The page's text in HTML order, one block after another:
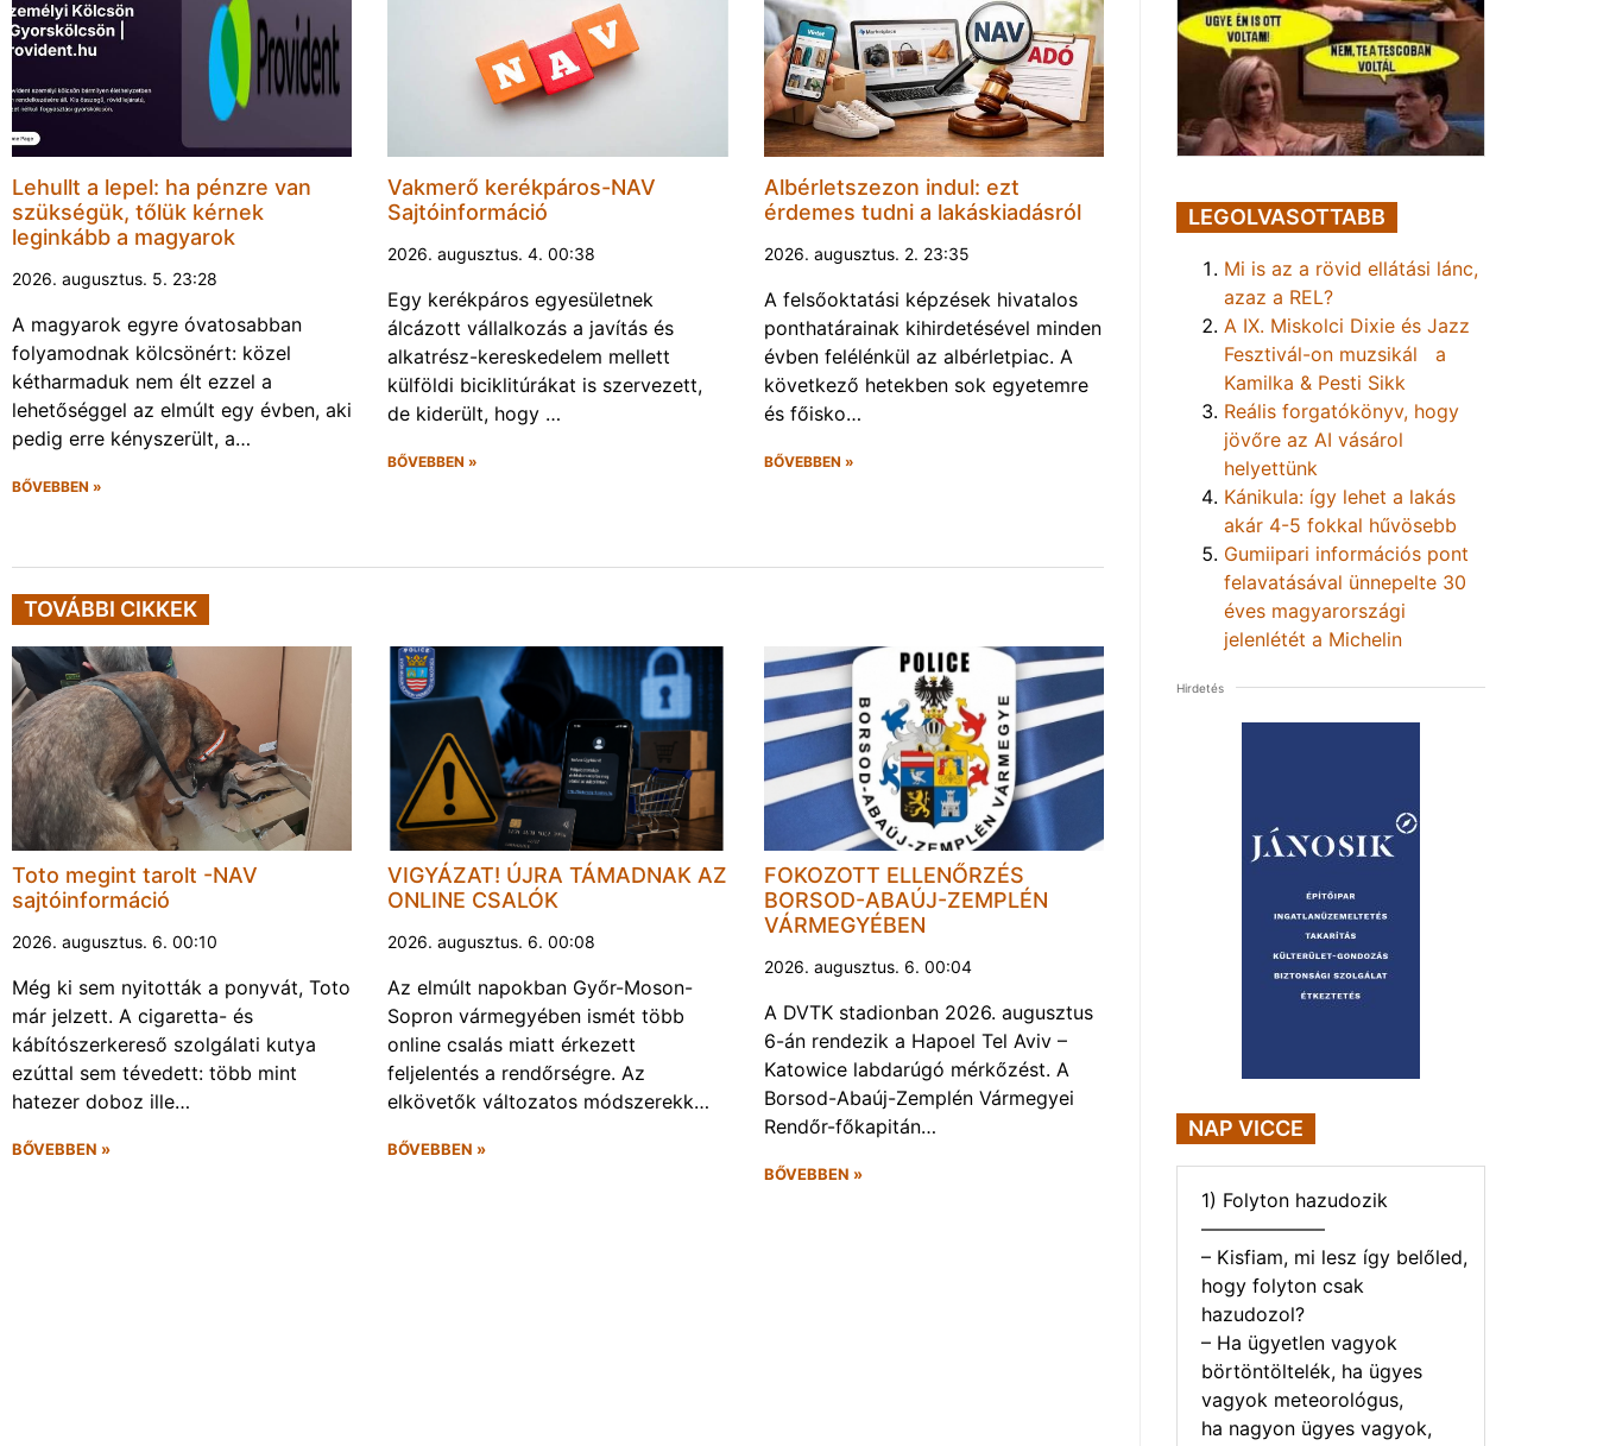
Lehullt a lepel: ha pénzre van
szükségük, tőlük kérnek
leginkább a magyarok
2026. augusztus. 5. 23:28
A magyarok egyre óvatosabban
folyamodnak kölcsönért: közel
kétharmaduk nem élt ezzel a
lehetőséggel az elmúlt egy évben, aki
pedig erre kényszerült, a…
BŐVEBBEN »
Vakmerő kerékpáros-NAV
Sajtóinformáció
2026. augusztus. 4. 00:38
Egy kerékpáros egyesületnek
álcázott vállalkozás a javítás és
alkatrész-kereskedelem mellett
külföldi biciklitúrákat is szervezett,
de kiderült, hogy …
BŐVEBBEN »
Albérletszezon indul: ezt
érdemes tudni a lakáskiadásról
2026. augusztus. 2. 23:35
A felsőoktatási képzések hivatalos
ponthatárainak kihirdetésével minden
évben felélénkül az albérletpiac. A
következő hetekben sok egyetemre
és főisko…
BŐVEBBEN »
TOVÁBBI CIKKEK
Toto megint tarolt -NAV
sajtóinformáció
2026. augusztus. 6. 00:10
Még ki sem nyitották a ponyvát, Toto
már jelzett. A cigaretta- és
kábítószerkereső szolgálati kutya
ezúttal sem tévedett: több mint
hatezer doboz ille…
BŐVEBBEN »
VIGYÁZAT! ÚJRA TÁMADNAK AZ
ONLINE CSALÓK
2026. augusztus. 6. 00:08
Az elmúlt napokban Győr-Moson-
Sopron vármegyében ismét több
online csalás miatt érkezett
feljelentés a rendőrségre. Az
elkövetők változatos módszerekk…
BŐVEBBEN »
FOKOZOTT ELLENŐRZÉS
BORSOD-ABAÚJ-ZEMPLÉN
VÁRMEGYÉBEN
2026. augusztus. 6. 00:04
A DVTK stadionban 2026. augusztus
6-án rendezik a Hapoel Tel Aviv –
Katowice labdarúgó mérkőzést. A
Borsod-Abaúj-Zemplén Vármegyei
Rendőr-főkapitán…
BŐVEBBEN »
LEGOLVASOTTABB
Mi is az a rövid ellátási lánc,
azaz a REL?
A IX. Miskolci Dixie és Jazz
Fesztivál-on muzsikál a
Kamilka & Pesti Sikk
Reális forgatókönyv, hogy
jövőre az AI vásárol
helyettünk
Kánikula: így lehet a lakás
akár 4-5 fokkal hűvösebb
Gumiipari információs pont
felavatásával ünnepelte 30
éves magyarországi
jelenlétét a Michelin
Hirdetés
NAP VICCE
1) Folyton hazudozik
——————–
– Kisfiam, mi lesz így belőled,
hogy folyton csak
hazudozol?
– Ha ügyetlen vagyok
börtöntöltelék, ha ügyes
vagyok meteorológus,
ha nagyon ügyes vagyok,